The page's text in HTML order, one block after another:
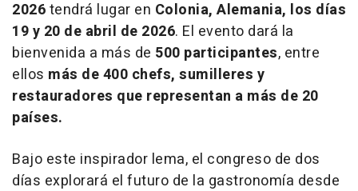
2026tendrá lugar en Colonia, Alemania, los días
19 y 20 de abril de 2026. El evento dará la
bienvenida a más de 500 participantes, entre
ellos más de 400 chefs, sumilleres y
restauradores que representan a más de 20
países.
Bajo este inspirador lema, el congreso de dos
días explorará el futuro de la gastronomía desde